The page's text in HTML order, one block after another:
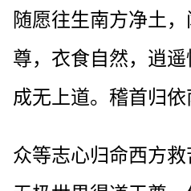
随愿往生南方净土
尊，衣食自然，逍遥
成无上道。稽首归依
众等志心归命西方